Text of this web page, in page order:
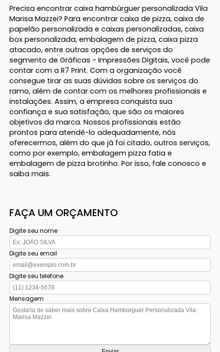
Precisa encontrar caixa hambúrguer personalizada Vila
Marisa Mazzei? Para encontrar caixa de pizza, caixa de
papelão personalizada e caixas personalizadas, caixa
box personalizada, embalagem de pizza, caixa pizza
atacado, entre outras opções de serviços do
segmento de Gráficas - Impressões Digitais, você pode
contar com a R7 Print. Com a organização você
consegue tirar as suas dúvidas sobre os serviços do
ramo, além de contar com os melhores profissionais e
instalações. Assim, a empresa conquista sua
confiança e sua satisfação, que são os maiores
objetivos da marca. Nossos profissionais estão
prontos para atendê-lo adequadamente, nós
oferecermos, além do que já foi citado, outros serviços,
como por exemplo, embalagem pizza fatia e
embalagem de pizza brotinho. Por isso, fale conosco e
saiba mais.
FAÇA UM ORÇAMENTO
Digite seu nome
Digite seu email
Digite seu telefone
Mensagem